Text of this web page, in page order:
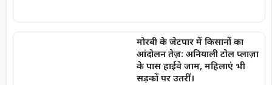
मोरबी के जेटपार में किसानों का
आंदोलन तेज़: अनियाली टोल प्लाज़ा
के पास हाईवे जाम, महिलाएं भी
सड़कों पर उतरीं।